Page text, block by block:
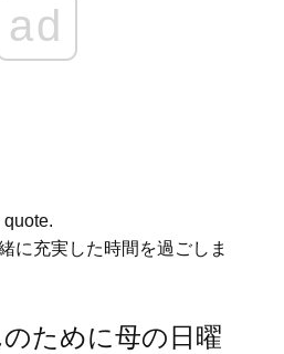
ad
に充実した時間を過ごしま
ために母の日曜